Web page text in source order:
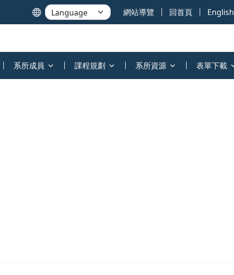
網站導覽 回首頁 English
系所成員 課程規劃 系所資源 表單下載